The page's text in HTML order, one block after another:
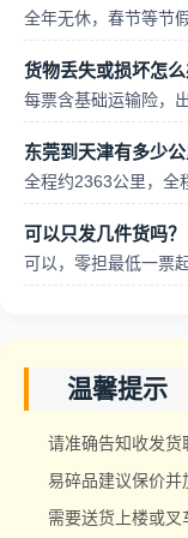
全年无休，春节等节
货物丢失或损坏怎么
每票含基础运输险，
东莞到天津有多少公
全程约2363公里，全
可以只发几件货吗？
可以，零担最低一票
温馨提示
请准确告知收发货
易碎品建议保价并
需要送货上楼或叉